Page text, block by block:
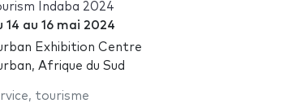
Indaba 2024
14 au 16 mai 2024
Exhibition Centre
Afrique du Sud
, tourisme